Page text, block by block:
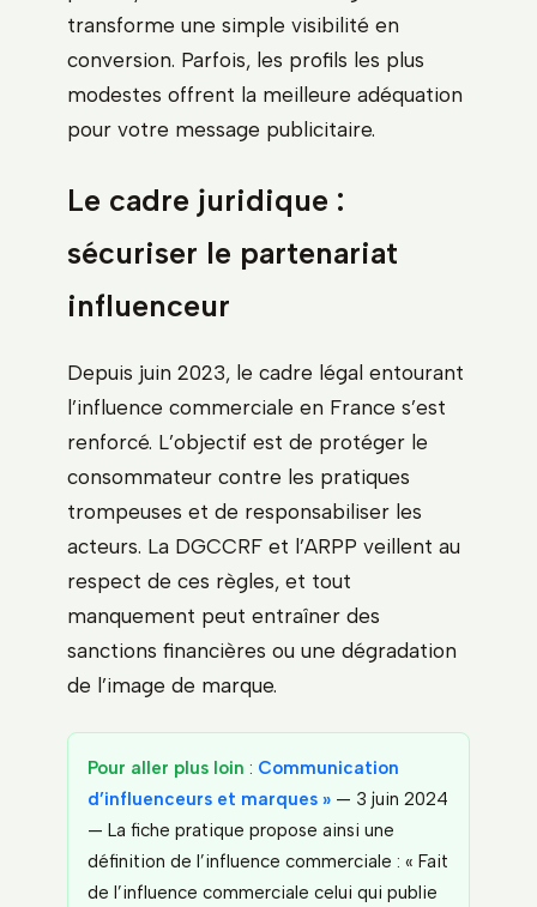
transforme une simple visibilité en
conversion. Parfois, les profils les plus
modestes offrent la meilleure adéquation
pour votre message publicitaire.
Le cadre juridique :
sécuriser le partenariat
influenceur
Depuis juin 2023, le cadre légal entourant
l’influence commerciale en France s’est
renforcé. L’objectif est de protéger le
consommateur contre les pratiques
trompeuses et de responsabiliser les
acteurs. La DGCCRF et l’ARPP veillent au
respect de ces règles, et tout
manquement peut entraîner des
sanctions financières ou une dégradation
de l’image de marque.
Pour aller plus loin : Communication
d’influenceurs et marques » — 3 juin 2024
— La fiche pratique propose ainsi une
définition de l’influence commerciale : « Fait
de l’influence commerciale celui qui publie